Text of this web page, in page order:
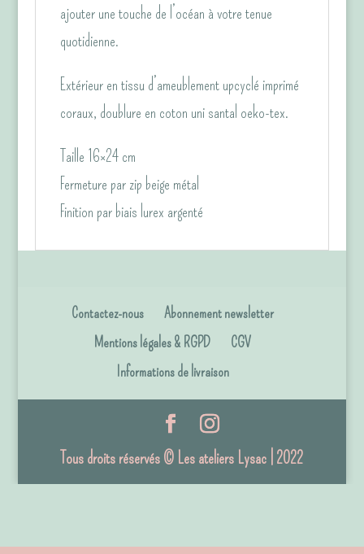
ajouter une touche de l’océan à votre tenue
quotidienne.
Extérieur en tissu d’ameublement upcyclé imprimé
coraux, doublure en coton uni santal oeko-tex.
Taille 16×24 cm
Fermeture par zip beige métal
Finition par biais lurex argenté
Contactez-nous
Abonnement newsletter
Mentions légales & RGPD
CGV
Informations de livraison
Tous droits réservés © Les ateliers Lysac | 2022